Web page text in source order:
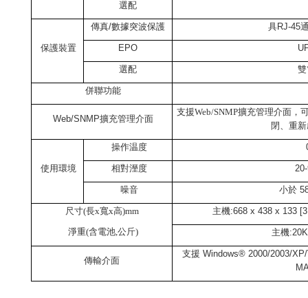
選配
保護裝置
傳真/數據突波保護 具RJ-45
EPO
選配
併聯功能
Web/SNMP擴充管理介面
支援Web/SNMP擴充管理介面，
閉、重
使用環境
操作温度
相對溼度
噪音 小於
尺寸(長x寬x高)mm
主機:668 x 438 x 133
淨重(含電池,公斤)
主機
傳輸介面
支援 Windows® 2000/2003/